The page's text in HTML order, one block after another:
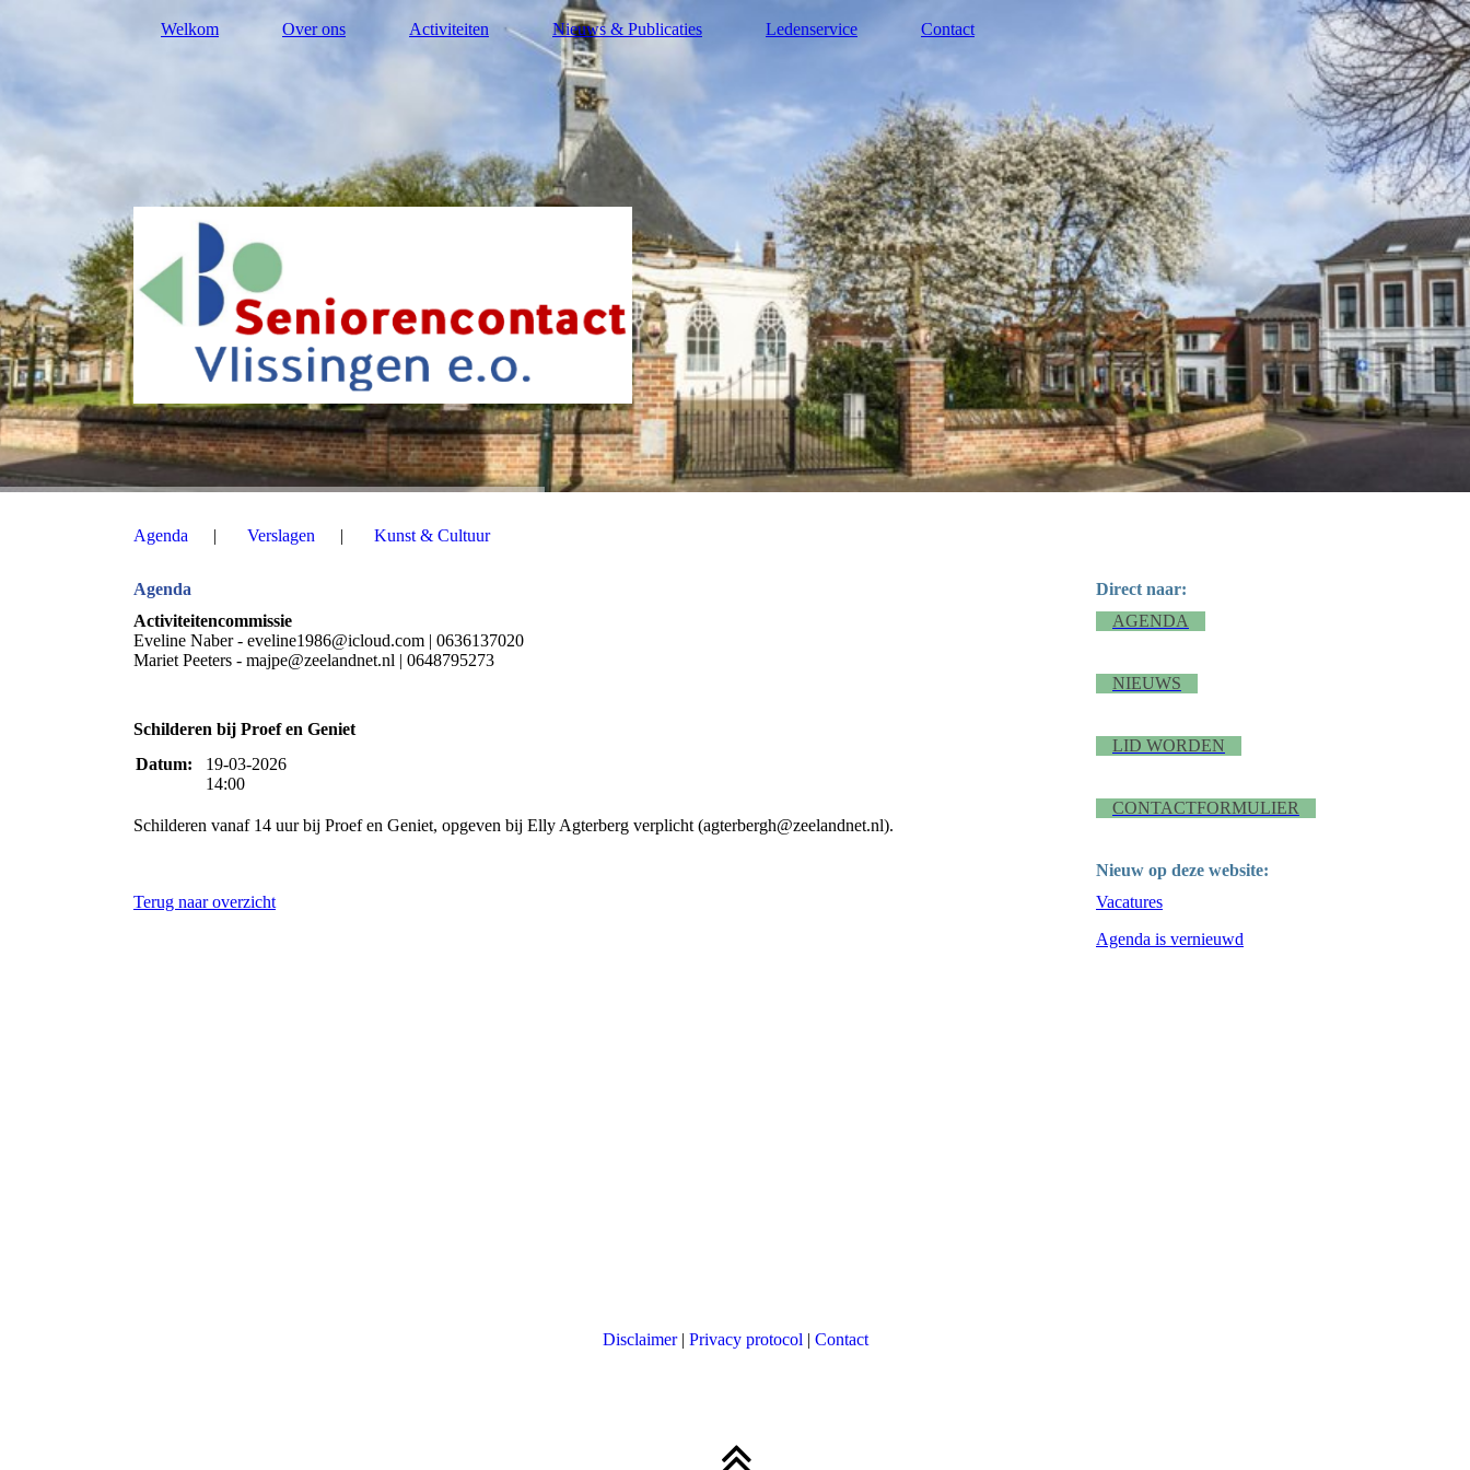
Welkom Over ons Activiteiten Nieuws & Publicaties Ledenservice Contact
Agenda Verslagen Kunst & Cultuur
Agenda
Activiteitencommissie
Eveline Naber - eveline1986@icloud.com | 0636137020
Mariet Peeters - majpe@zeelandnet.nl | 0648795273
Schilderen bij Proef en Geniet
Datum:
19-03-2026
14:00
Schilderen vanaf 14 uur bij Proef en Geniet, opgeven bij Elly Agterberg verplicht (agterbergh@zeelandnet.nl).
Terug naar overzicht
Direct naar:
AGENDA
NIEUWS
LID WORDEN
CONTACTFORMULIER
Nieuw op deze website:
Vacatures
Agenda is vernieuwd
Disclaimer| Privacy protocol | Contact